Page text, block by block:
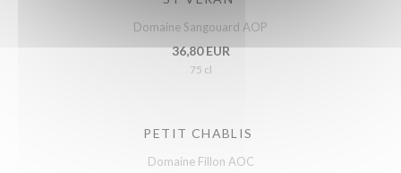
Domaine Sangouard AOP
36,80 EUR
75 cl
PETIT CHABLIS
Domaine Fillon AOC